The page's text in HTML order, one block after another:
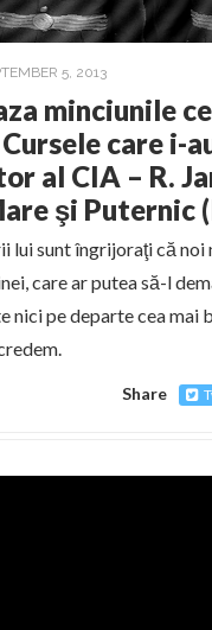
5, 2013
minciunile
care i-
al CIA – R.
şi Puternic
lui sunt îngrijoraţi că noi
care ar putea să-l
pe departe cea mai
Share